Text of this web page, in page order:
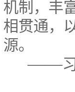
机制，丰
相贯通，
源。
——